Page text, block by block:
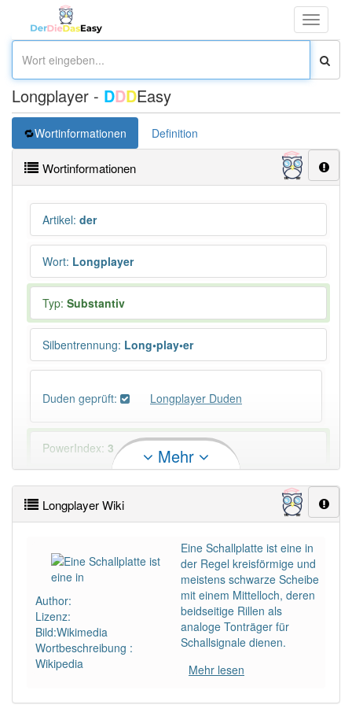
Toggle
Longplayer - DDDEasy
Wortinformationen Definition
Wortinformationen
Artikel: der
Wort: Longplayer
Typ: Substantiv
Silbentrennung: Long•play•er
Duden geprüft: Longplayer Duden
PowerIndex: 3
Häufigkeit: 4 von 10
Wörter mit Endung -longplayeraber mit einem
82% unserer Spielapp-Nutzer haben den Artikel
korrekt erraten.
Mehr
Longplayer Wiki
Author:
Lizenz:
Bild:Wikimedia
Wortbeschreibung :
Wikipedia
Eine Schallplatte ist eine in
der Regel kreisförmige und
meistens schwarze Scheibe
mit einem Mittelloch, deren
beidseitige Rillen als
analoge Tonträger für
Schallsignale dienen.
Mehr lesen